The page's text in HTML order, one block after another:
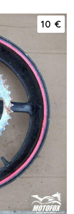
10 €